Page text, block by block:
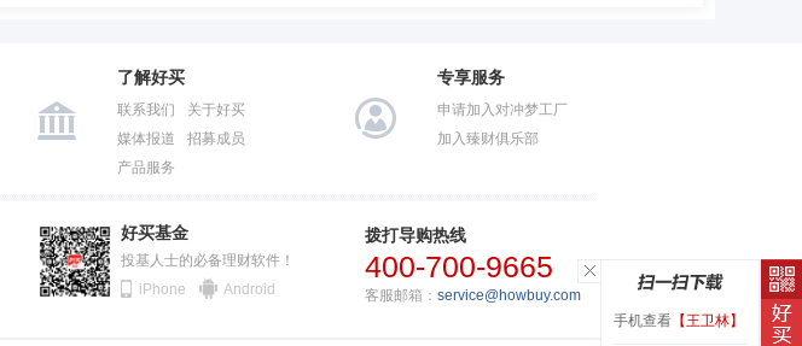
手机查看 【王卫林】
了解好买
联系我们
关于好买
媒体报道
招募成员
产品服务
专享服务
申请加入对冲梦工厂
加入臻财俱乐部
好买基金
投基人士的必备理财软件！
iPhone
Android
拨打导购热线
400-700-9665
客服邮箱： service@howbuy.com